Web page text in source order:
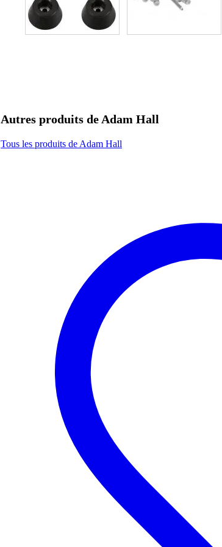
Autres produits de Adam Hall
Tous les produits de Adam Hall